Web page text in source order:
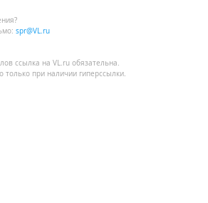
spr@VL.ru
ссылка на VL.ru обязательна.
при наличии гиперссылки.